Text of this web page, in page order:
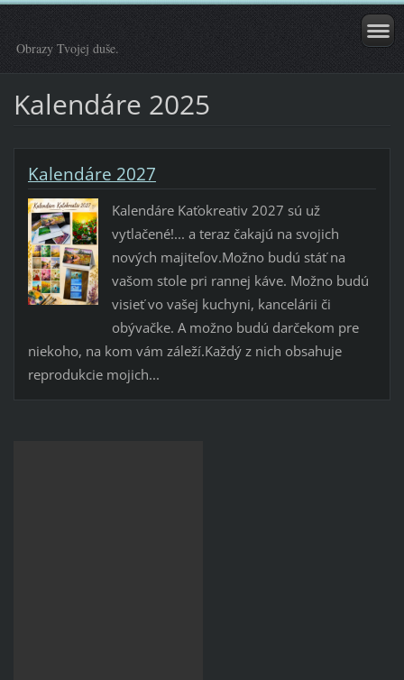
Obrazy Tvojej duše.
Kalendáre 2025
Kalendáre 2027
Kalendáre Kaťokreativ 2027 sú už
vytlačené!... a teraz čakajú na svojich
nových majiteľov.Možno budú stáť na
vašom stole pri rannej káve. Možno budú
visieť vo vašej kuchyni, kancelárii či
obývačke. A možno budú darčekom pre
niekoho, na kom vám záleží.Každý z nich obsahuje
reprodukcie mojich...